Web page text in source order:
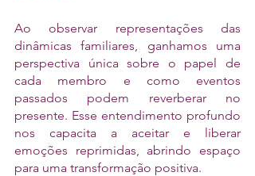
Ao observar representações das
dinâmicas familiares, ganhamos uma
perspectiva única sobre o papel de
cada membro e como eventos
passados podem reverberar no
presente. Esse entendimento profundo
nos capacita a aceitar e liberar
emoções reprimidas, abrindo espaço
para uma transformação positiva.